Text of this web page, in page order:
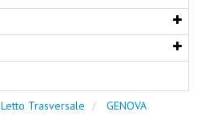
Letto Trasversale
GENOVA